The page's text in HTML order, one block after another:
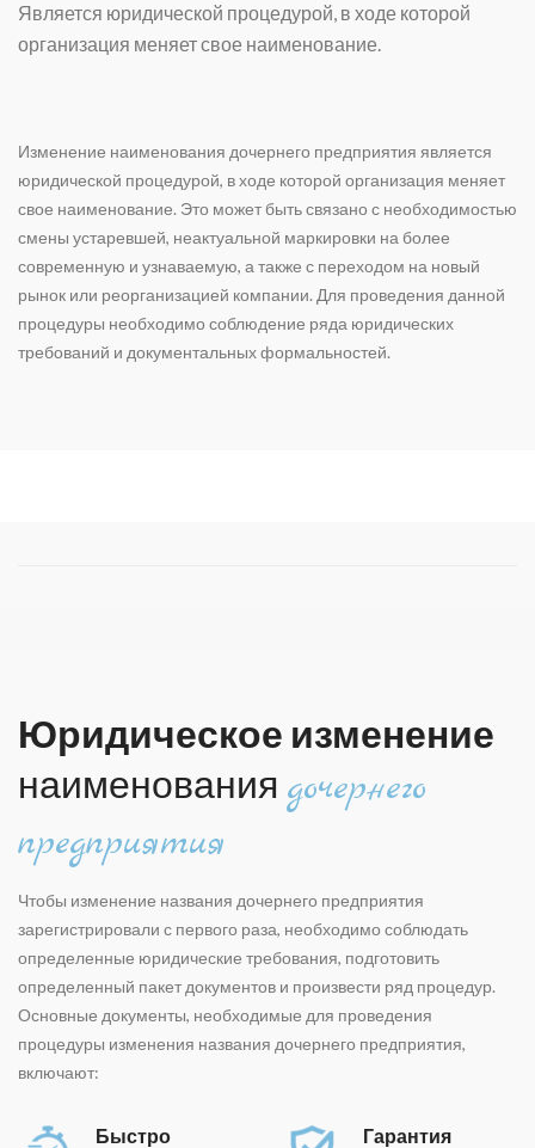
Является юридической процедурой, в ходе которой
организация меняет свое наименование.
Изменение наименования дочернего предприятия является
юридической процедурой, в ходе которой организация меняет
свое наименование. Это может быть связано с необходимостью
смены устаревшей, неактуальной маркировки на более
современную и узнаваемую, а также с переходом на новый
рынок или реорганизацией компании. Для проведения данной
процедуры необходимо соблюдение ряда юридических
требований и документальных формальностей.
Юридическое изменение
наименования дочернего
предприятия
Чтобы изменение названия дочернего предприятия
зарегистрировали с первого раза, необходимо соблюдать
определенные юридические требования, подготовить
определенный пакет документов и произвести ряд процедур.
Основные документы, необходимые для проведения
процедуры изменения названия дочернего предприятия,
включают:
Быстро Гарантия